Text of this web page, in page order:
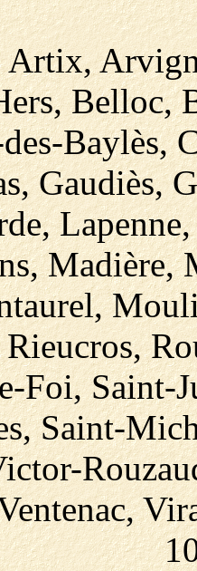
Belloc,
Baylès,
Gaudiès,
Foi, Saint-
Saint-